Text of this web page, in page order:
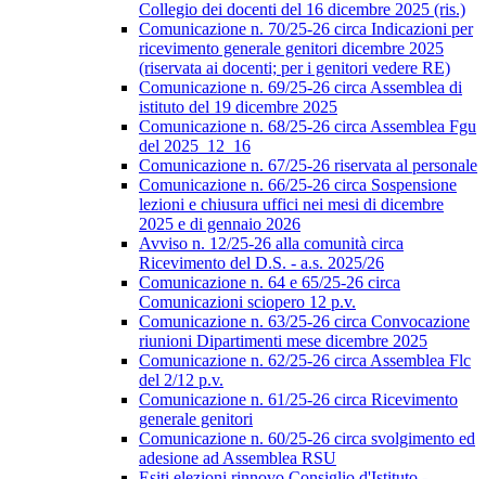
Collegio dei docenti del 16 dicembre 2025 (ris.)
Comunicazione n. 70/25-26 circa Indicazioni per
ricevimento generale genitori dicembre 2025
(riservata ai docenti; per i genitori vedere RE)
Comunicazione n. 69/25-26 circa Assemblea di
istituto del 19 dicembre 2025
Comunicazione n. 68/25-26 circa Assemblea Fgu
del 2025_12_16
Comunicazione n. 67/25-26 riservata al personale
Comunicazione n. 66/25-26 circa Sospensione
lezioni e chiusura uffici nei mesi di dicembre
2025 e di gennaio 2026
Avviso n. 12/25-26 alla comunità circa
Ricevimento del D.S. - a.s. 2025/26
Comunicazione n. 64 e 65/25-26 circa
Comunicazioni sciopero 12 p.v.
Comunicazione n. 63/25-26 circa Convocazione
riunioni Dipartimenti mese dicembre 2025
Comunicazione n. 62/25-26 circa Assemblea Flc
del 2/12 p.v.
Comunicazione n. 61/25-26 circa Ricevimento
generale genitori
Comunicazione n. 60/25-26 circa svolgimento ed
adesione ad Assemblea RSU